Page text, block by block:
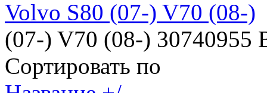
Volvo S80 (07-) V70 (08-)
(07-) V70 (08-) 30740955
Сортировать по